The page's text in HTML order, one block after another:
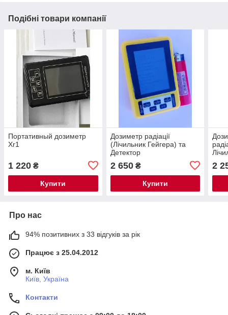
Подібні товари компанії
Портативный дозиметр
Xr1
1 220 ₴
Купити
Дозиметр радіації
(Лічильник Гейгера) та
Детектор
випромінювання -
пристрій 2 в 1 BR-9C
2 650₴
Купити
2
Про нас
94% позитивних з 33 відгуків за рік
Працює з 25.04.2012
м. Київ
Київ, Україна
Контакти